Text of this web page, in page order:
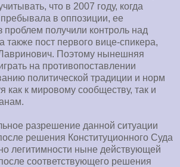
что в 2007 году, когда
в оппозиции, ее
проблем получили контроль над
также пост первого вице-спикера,
Поэтому нынешняя
на противопоставлении
политической традиции и норм
как к мировому сообществу, так и
разрешение данной ситуации
решения Конституционного Суда
легитимности ныне действующей
соответствующего решения